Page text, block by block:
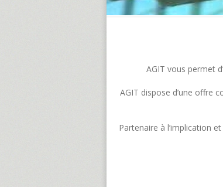
AGIT vous permet
AGIT dispose d’une offre
Partenaire à l’implication